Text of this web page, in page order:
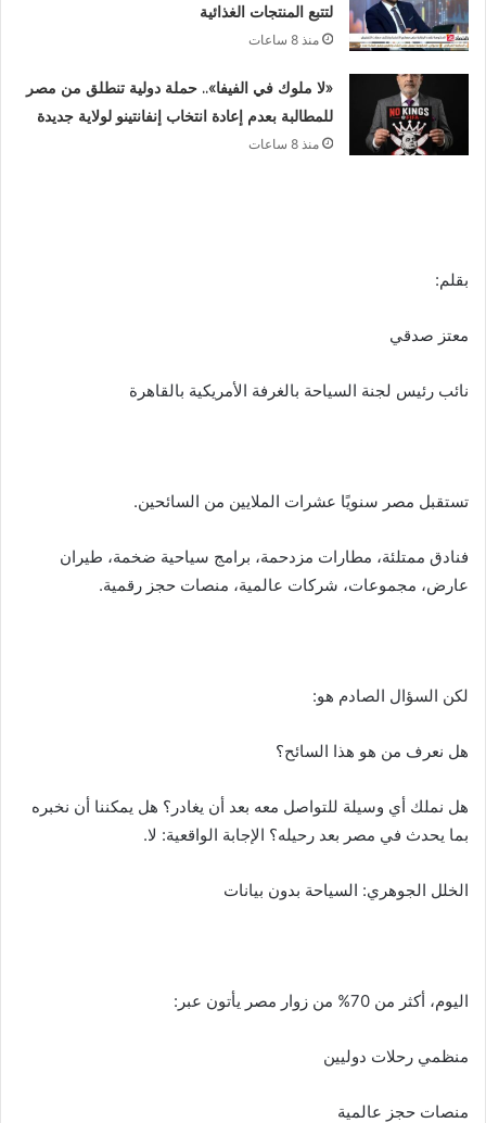
لتتبع المنتجات الغذائية
منذ 8 ساعات
«لا ملوك في الفيفا».. حملة دولية تنطلق من مصر
للمطالبة بعدم إعادة انتخاب إنفانتينو لولاية جديدة
منذ 8 ساعات
بقلم:
معتز صدقي
نائب رئيس لجنة السياحة بالغرفة الأمريكية بالقاهرة
تستقبل مصر سنويًا عشرات الملايين من السائحين.
فنادق ممتلئة، مطارات مزدحمة، برامج سياحية ضخمة، طيران
عارض، مجموعات، شركات عالمية، منصات حجز رقمية.
لكن السؤال الصادم هو:
هل نعرف من هو هذا السائح؟
هل نملك أي وسيلة للتواصل معه بعد أن يغادر؟ هل يمكننا أن نخبره
بما يحدث في مصر بعد رحيله؟ الإجابة الواقعية: لا.
الخلل الجوهري: السياحة بدون بيانات
اليوم، أكثر من 70% من زوار مصر يأتون عبر:
منظمي رحلات دوليين
منصات حجز عالمية